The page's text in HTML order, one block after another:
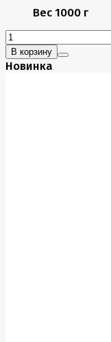
Вес 1000 г
В корзину
Новинка